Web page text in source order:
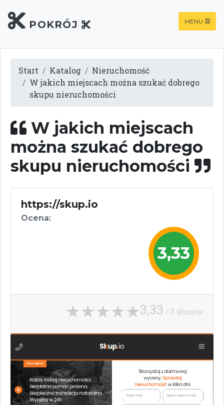
POKRÓJ MENU
Start Katalog
Nieruchomość
W jakich miejscach można szukać dobrego
skupu nieruchomości
W jakich miejscach
można szukać dobrego
skupu nieruchomości
https://skup.io
Ocena:
3,33
3,33 / 3 głosów